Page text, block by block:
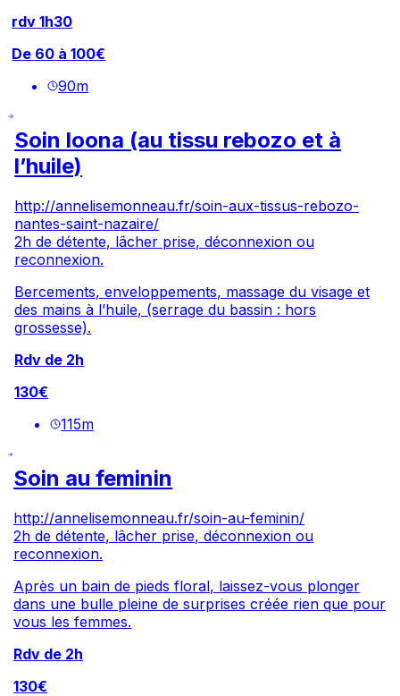
rdv 1h30
De 60 à 100€
90m
Soin loona (au tissu rebozo et à
l’huile)
http://annelisemonneau.fr/soin-aux-tissus-rebozo-
nantes-saint-nazaire/
2h de détente, lâcher prise, déconnexion ou
reconnexion.
Bercements, enveloppements, massage du visage et
des mains à l’huile, (serrage du bassin : hors
grossesse).
Rdv de 2h
130€
115m
Soin au feminin
http://annelisemonneau.fr/soin-au-feminin/
2h de détente, lâcher prise, déconnexion ou
reconnexion.
Après un bain de pieds floral, laissez-vous plonger
dans une bulle pleine de surprises créée rien que pour
vous les femmes.
Rdv de 2h
130€